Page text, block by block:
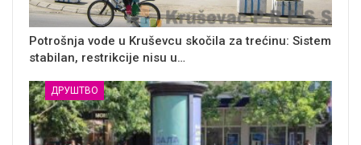
Potrošnja vode u Kruševcu skočila za trećinu: Sistem
stabilan, restrikcije nisu u…
ДРУШТВО